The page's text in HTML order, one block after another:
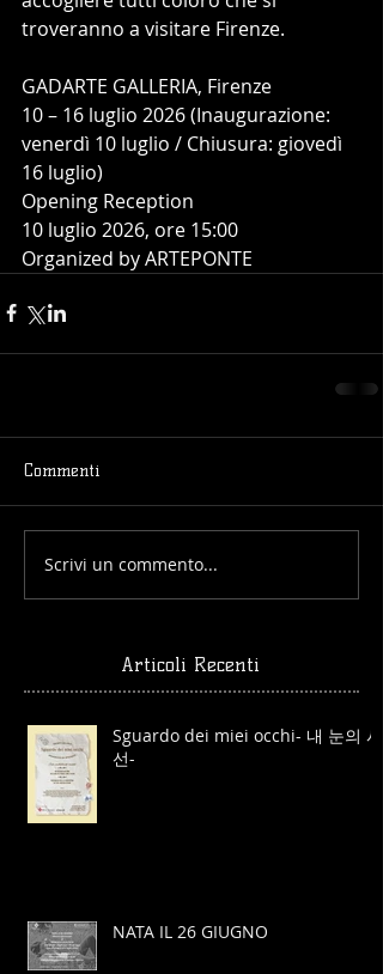
troveranno a visitare Firenze.
GADARTE GALLERIA, Firenze
10 – 16 luglio 2026 (Inaugurazione:
venerdì 10 luglio / Chiusura: giovedì
16 luglio)
Opening Reception
10 luglio 2026, ore 15:00
Organized by ARTEPONTE
Commenti
Scrivi un commento...
Articoli Recenti
Sguardo dei miei occhi- 내 눈의 시
선-
NATA IL 26 GIUGNO